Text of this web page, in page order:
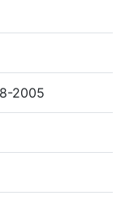
2005